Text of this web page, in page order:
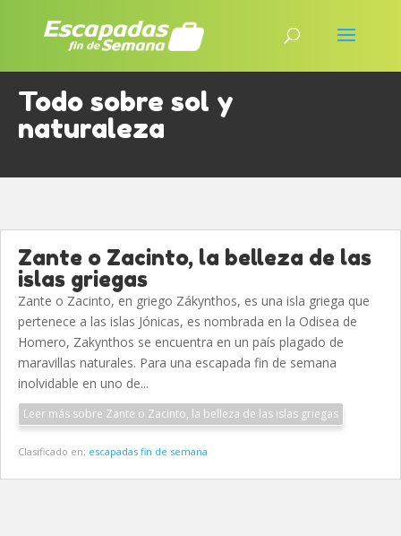
Todo sobre sol y
naturaleza
Zante o Zacinto, la belleza de las
islas griegas
Zante o Zacinto, en griego Zákynthos, es una isla griega que
pertenece a las islas Jónicas, es nombrada en la Odisea de
Homero, Zakynthos se encuentra en un país plagado de
maravillas naturales. Para una escapada fin de semana
inolvidable en uno de...
Leer más sobre Zante o Zacinto, la belleza de las islas griegas
Clasificado en: escapadas fin de semana